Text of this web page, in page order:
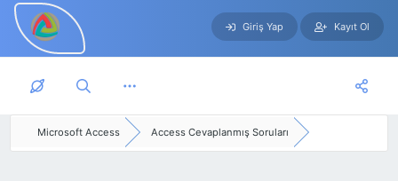
Skip to main content
Giriş Yap Kayıt Ol
Microsoft Access Access Cevaplanmış Soruları